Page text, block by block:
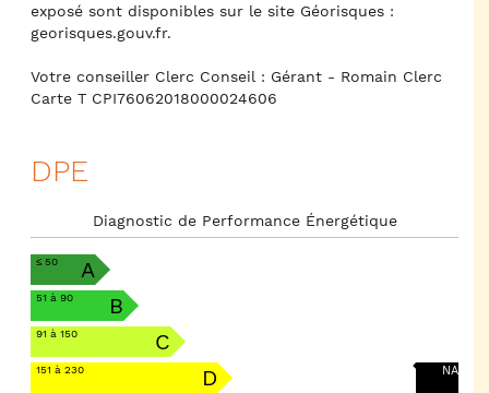
exposé sont disponibles sur le site Géorisques :
georisques.gouv.fr.
Votre conseiller Clerc Conseil : Gérant - Romain Clerc
Carte T CPI76062018000024606
DPE
Diagnostic de Performance Énergétique
≤ 50 A
51 à 90 B
91 à 150 C
NA
151 à 230 D